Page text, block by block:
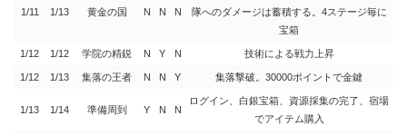
1/11 1/13 黄金の国 N N N
隊へのダメージは蓄積する。4ステージ毎に
宝箱
1/12 1/12 学院の精鋭 N Y N 技術による戦力上昇
1/12 1/13 集落の王者 N N Y 集落撃破。30000ポイントで金鍵
1/13 1/14 準備周到 Y N N
ログイン、白銀宝箱、資源採集の完了、宿場
でアイテム購入